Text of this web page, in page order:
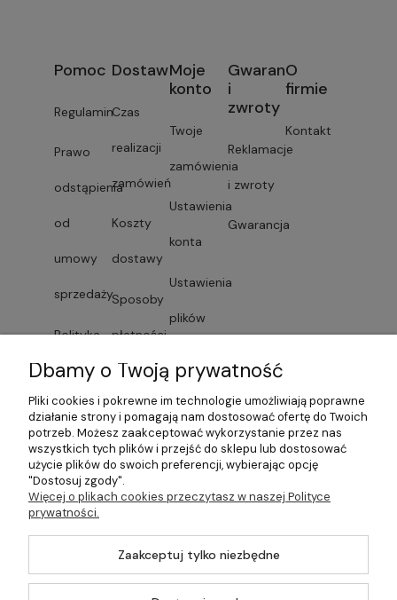
Pomoc
Regulamin
Prawo
odstąpienia
od
umowy
sprzedaży
Polityka
prywatności
Lista
dostawców
usług
Formularze
Dostawa
Czas
realizacji
zamówień
Koszty
dostawy
Sposoby
płatności
Faktury i
paragony
Czas
dostawy
Moje
konto
Twoje
zamówienia
Ustawienia
konta
Ustawienia
plików
Przechowalnia
Gwarancja
i
zwroty
Reklamacje
i zwroty
Gwarancja
O
firmie
Kontakt
Dbamy o Twoją prywatność
Pliki cookies i pokrewne im technologie umożliwiają poprawne
działanie strony i pomagają nam dostosować ofertę do Twoich
potrzeb. Możesz zaakceptować wykorzystanie przez nas
wszystkich tych plików i przejść do sklepu lub dostosować
użycie plików do swoich preferencji, wybierając opcję
"Dostosuj zgody".
Więcej o plikach cookies przeczytasz w naszej Polityce
prywatności.
Zaakceptuj tylko niezbędne